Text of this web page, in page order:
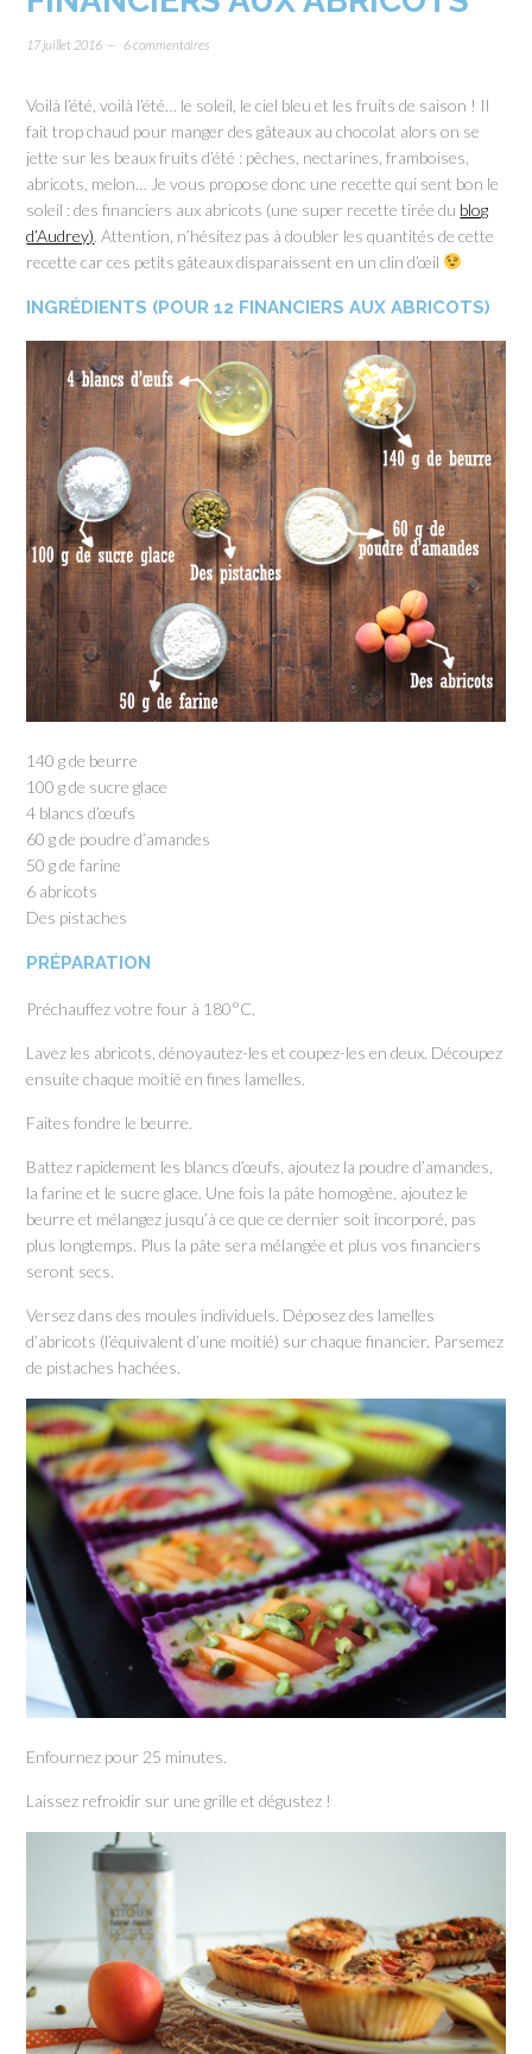
17 juillet 2016 6 commentaires
Voilà l’été, voilà l’été… le soleil, le ciel bleu et les fruits de saison ! Il
fait trop chaud pour manger des gâteaux au chocolat alors on se
jette sur les beaux fruits d’été : pêches, nectarines, framboises,
abricots, melon… Je vous propose donc une recette qui sent bon le
soleil : des financiers aux abricots (une super recette tirée du blog
d’Audrey). Attention, n’hésitez pas à doubler les quantités de cette
recette car ces petits gâteaux disparaissent en un clin d’œil
INGRÉDIENTS (POUR 12 FINANCIERS AUX ABRICOTS)
140 g de beurre
100 g de sucre glace
4 blancs d’œufs
60 g de poudre d’amandes
50 g de farine
6 abricots
Des pistaches
PRÉPARATION
Préchauffez votre four à 180°C.
Lavez les abricots, dénoyautez-les et coupez-les en deux. Découpez
ensuite chaque moitié en fines lamelles.
Faites fondre le beurre.
Battez rapidement les blancs d’œufs, ajoutez la poudre d’amandes,
la farine et le sucre glace. Une fois la pâte homogène, ajoutez le
beurre et mélangez jusqu’à ce que ce dernier soit incorporé, pas
plus longtemps. Plus la pâte sera mélangée et plus vos financiers
seront secs.
Versez dans des moules individuels. Déposez des lamelles
d’abricots (l’équivalent d’une moitié) sur chaque financier. Parsemez
de pistaches hachées.
Enfournez pour 25 minutes.
Laissez refroidir sur une grille et dégustez !